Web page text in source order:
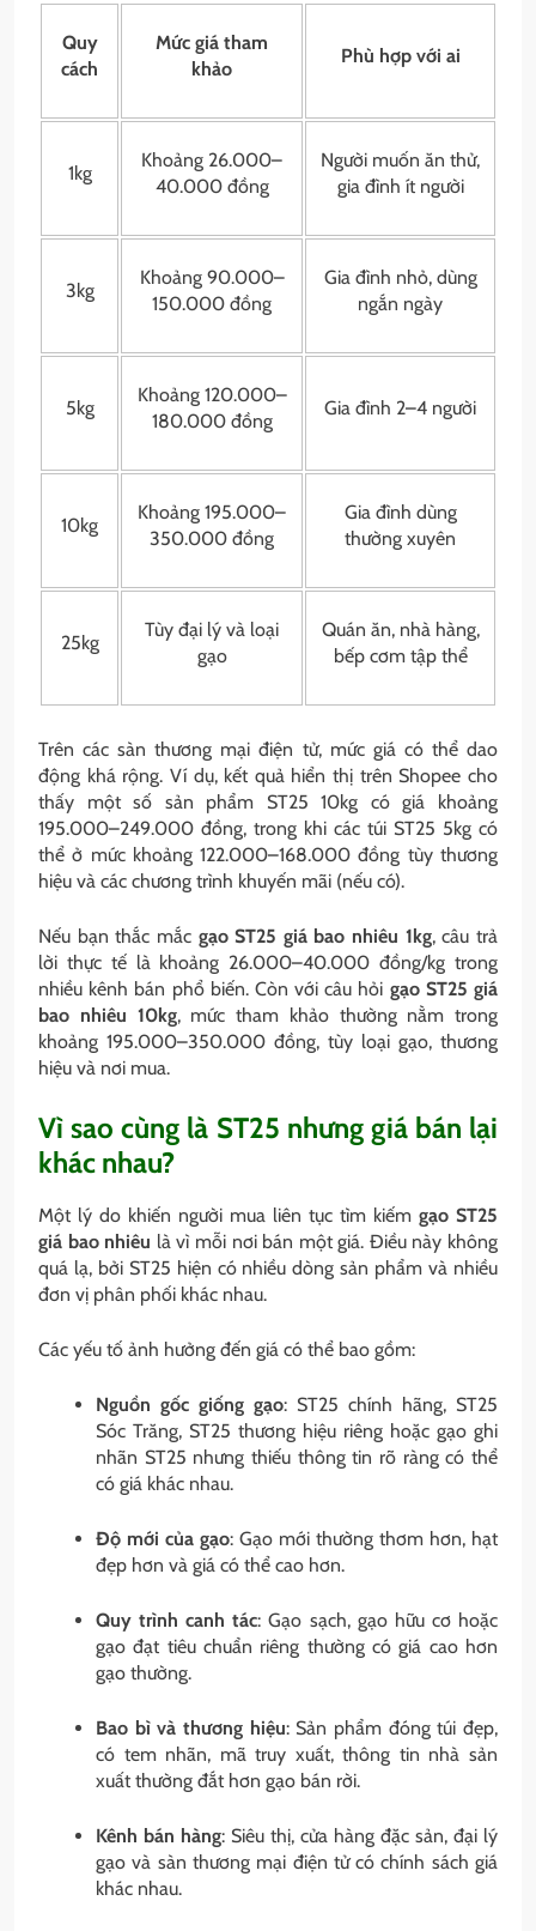
Quy
cách
Mức giá tham
khảo
Phù hợp với ai
1kg
Khoảng 26.000–
40.000 đồng
Người muốn ăn thử,
gia đình ít người
3kg
Khoảng 90.000–
150.000 đồng
Gia đình nhỏ, dùng
ngắn ngày
5kg
Khoảng 120.000–
180.000 đồng
Gia đình 2–4 người
10kg
Khoảng 195.000–
350.000 đồng
Gia đình dùng
thường xuyên
25kg
Tùy đại lý và loại
gạo
Quán ăn, nhà hàng,
bếp cơm tập thể
Trên các sàn thương mại điện tử, mức giá có thể dao
động khá rộng. Ví dụ, kết quả hiển thị trên Shopee cho
thấy một số sản phẩm ST25 10kg có giá khoảng
195.000–249.000 đồng, trong khi các túi ST25 5kg có
thể ở mức khoảng 122.000–168.000 đồng tùy thương
hiệu và các chương trình khuyến mãi (nếu có).
Nếu bạn thắc mắc gạo ST25 giá bao nhiêu 1kg, câu trả
lời thực tế là khoảng 26.000–40.000 đồng/kg trong
nhiều kênh bán phổ biến. Còn với câu hỏi gạo ST25 giá
bao nhiêu 10kg, mức tham khảo thường nằm trong
khoảng 195.000–350.000 đồng, tùy loại gạo, thương
hiệu và nơi mua.
Vì sao cùng là ST25 nhưng giá bán lại
khác nhau?
Một lý do khiến người mua liên tục tìm kiếm gạo ST25
giá bao nhiêu là vì mỗi nơi bán một giá. Điều này không
quá lạ, bởi ST25 hiện có nhiều dòng sản phẩm và nhiều
đơn vị phân phối khác nhau.
Các yếu tố ảnh hưởng đến giá có thể bao gồm:
Nguồn gốc giống gạo: ST25 chính hãng, ST25
Sóc Trăng, ST25 thương hiệu riêng hoặc gạo ghi
nhãn ST25 nhưng thiếu thông tin rõ ràng có thể
có giá khác nhau.
Độ mới của gạo: Gạo mới thường thơm hơn, hạt
đẹp hơn và giá có thể cao hơn.
Quy trình canh tác: Gạo sạch, gạo hữu cơ hoặc
gạo đạt tiêu chuẩn riêng thường có giá cao hơn
gạo thường.
Bao bì và thương hiệu: Sản phẩm đóng túi đẹp,
có tem nhãn, mã truy xuất, thông tin nhà sản
xuất thường đắt hơn gạo bán rời.
Kênh bán hàng: Siêu thị, cửa hàng đặc sản, đại lý
gạo và sàn thương mại điện tử có chính sách giá
khác nhau.